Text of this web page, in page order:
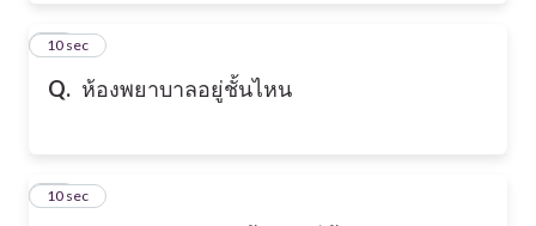
Q. ห้องพยาบาลอยู่ชั้นไหน
16
10 sec
17
10 sec